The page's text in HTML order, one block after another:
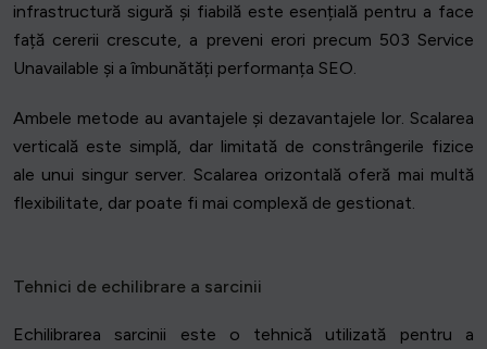
infrastructură sigură și fiabilă este esențială pentru a face
față cererii crescute, a preveni erori precum 503 Service
Unavailable și a îmbunătăți performanța SEO.
Ambele metode au avantajele și dezavantajele lor. Scalarea
verticală este simplă, dar limitată de constrângerile fizice
ale unui singur server. Scalarea orizontală oferă mai multă
flexibilitate, dar poate fi mai complexă de gestionat.
Tehnici de echilibrare a sarcinii
Echilibrarea sarcinii este o tehnică utilizată pentru a